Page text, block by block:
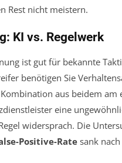
Rest nicht meistern.
KI vs. Regelwerk
ist gut für bekannte
benötigen Sie
aus beidem am
eine
widersprach. Die
Positive-Rate sank